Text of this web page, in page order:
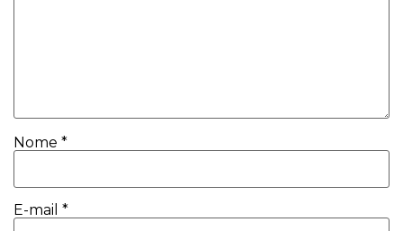
Nome *
E-mail *